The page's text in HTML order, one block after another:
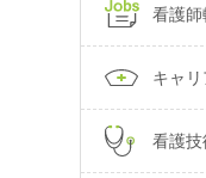
看護師
キャ
看護